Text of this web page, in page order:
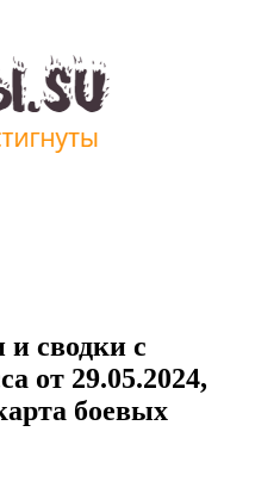
и сводки с
от 29.05.2024,
боевых